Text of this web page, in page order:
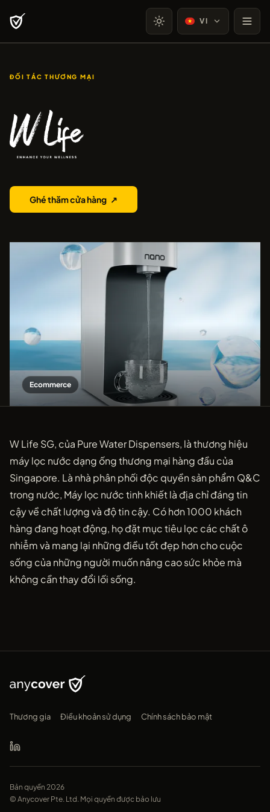
VI
ĐỐI TÁC THƯƠNG MẠI
Ghé thăm cửa hàng ↗
Ecommerce
W Life SG, của Pure Water Dispensers, là thương hiệu
máy lọc nước dạng ống thương mại hàng đầu của
Singapore. Là nhà phân phối độc quyền sản phẩm Q&C
trong nước, Máy lọc nước tinh khiết là địa chỉ đáng tin
cậy về chất lượng và độ tin cậy. Có hơn 1000 khách
hàng đang hoạt động, họ đặt mục tiêu lọc các chất ô
nhiễm và mang lại những điều tốt đẹp hơn cho cuộc
sống của những người muốn nâng cao sức khỏe mà
không cần thay đổi lối sống.
Thương gia Điều khoản sử dụng Chính sách bảo mật
Bản quyền 2026
© Anycover Pte. Ltd. Mọi quyền được bảo lưu